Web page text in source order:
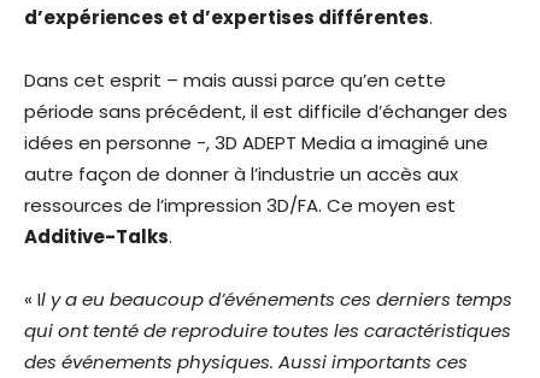
d’expériences et d’expertises différentes.
Dans cet esprit – mais aussi parce qu’en cette
période sans précédent, il est difficile d’échanger des
idées en personne -, 3D ADEPT Media a imaginé une
autre façon de donner à l’industrie un accès aux
ressources de l’impression 3D/FA. Ce moyen est
Additive-Talks.
« Il y a eu beaucoup d’événements ces derniers temps
qui ont tenté de reproduire toutes les caractéristiques
des événements physiques. Aussi importants ces